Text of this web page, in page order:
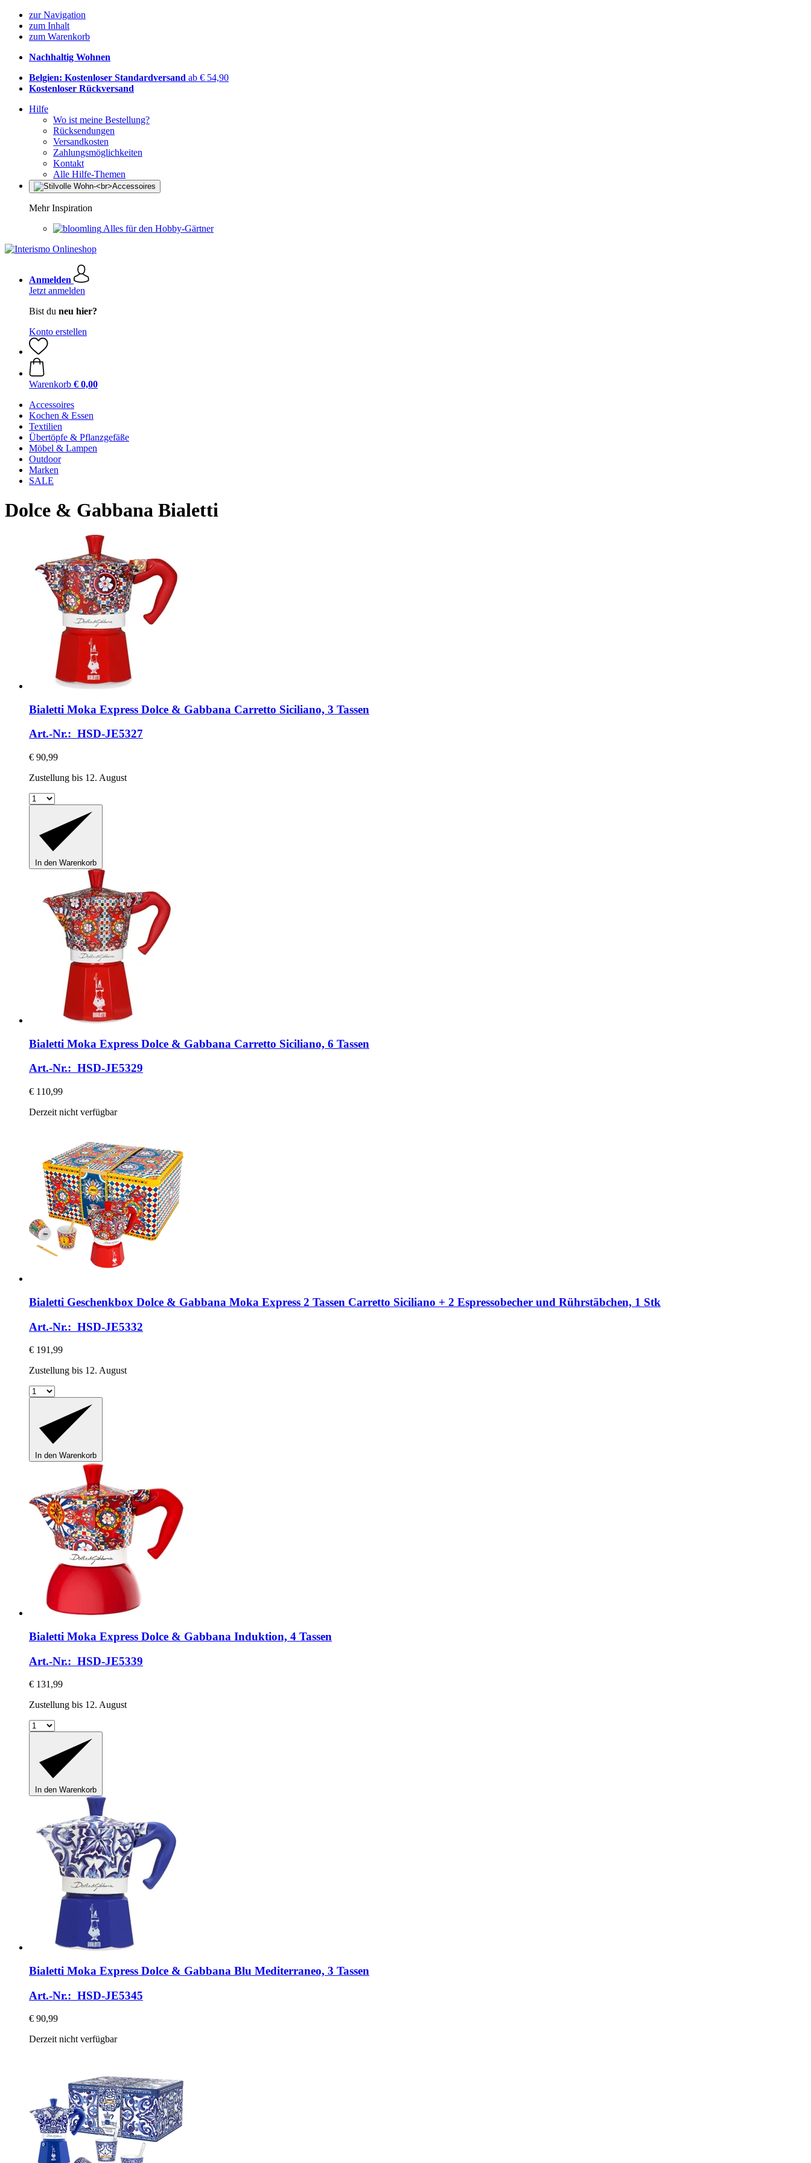
zur Navigation
zum Inhalt
zum Warenkorb
Nachhaltig Wohnen
Belgien: Kostenloser Standardversand ab € 54,90
Kostenloser Rückversand
Hilfe
Wo ist meine Bestellung?
Rücksendungen
Versandkosten
Zahlungsmöglichkeiten
Kontakt
Alle Hilfe-Themen
Mehr Inspiration
Alles für den Hobby-Gärtner
Anmelden
Jetzt anmelden
Bist du neu hier?
Konto erstellen
Warenkorb € 0,00
Accessoires
Kochen & Essen
Textilien
Übertöpfe & Pflanzgefäße
Möbel & Lampen
Outdoor
Marken
SALE
Dolce & Gabbana Bialetti
Bialetti Moka Express Dolce & Gabbana Carretto Siciliano, 3 Tassen
Art.-Nr.: HSD-JE5327
€ 90,99
Zustellung bis 12. August
In den Warenkorb
Bialetti Moka Express Dolce & Gabbana Carretto Siciliano, 6 Tassen
Art.-Nr.: HSD-JE5329
€ 110,99
Derzeit nicht verfügbar
Bialetti Geschenkbox Dolce & Gabbana Moka Express 2 Tassen Carretto Siciliano + 2 Espressobecher und Rührstäbchen, 1 Stk
Art.-Nr.: HSD-JE5332
€ 191,99
Zustellung bis 12. August
In den Warenkorb
Bialetti Moka Express Dolce & Gabbana Induktion, 4 Tassen
Art.-Nr.: HSD-JE5339
€ 131,99
Zustellung bis 12. August
In den Warenkorb
Bialetti Moka Express Dolce & Gabbana Blu Mediterraneo, 3 Tassen
Art.-Nr.: HSD-JE5345
€ 90,99
Derzeit nicht verfügbar